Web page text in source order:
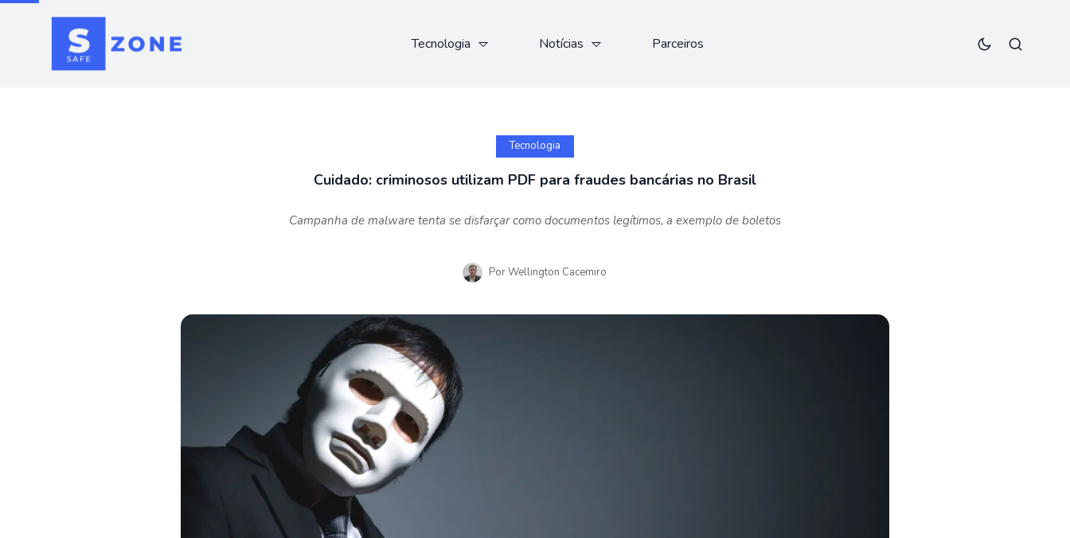
Tecnologia Notícias Parceiros
Tecnologia
Cuidado: criminosos utilizam PDF para fraudes bancárias no Brasil
Campanha de malware tenta se disfarçar como documentos legítimos, a exemplo de boletos
PorWellington Cacemiro